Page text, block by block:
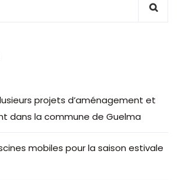
projets d’aménagement et
dans la commune de Guelma
mobiles pour la saison estivale